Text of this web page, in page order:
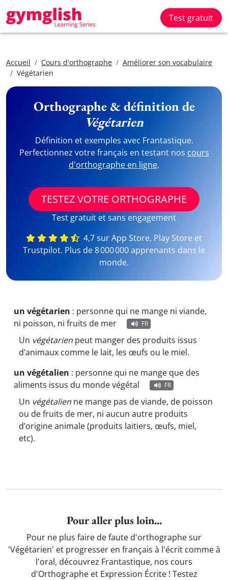
Test gratuit
Accueil Cours d'orthographe
Améliorer son vocabulaire
Végétarien
Orthographe & définition de
Végétarien
Définition et exemples avec Frantastique.
Perfectionnez votre français en testant nos cours
d'orthographe en ligne.
TESTEZ VOTRE ORTHOGRAPHE
Test gratuit et sans engagement
4,7 sur App Store, Play Store et
Trustpilot. Plus de 8 000 000 apprenants dans le
monde.
un végétarien : personne qui ne mange ni viande,
ni poisson, ni fruits de mer
FR
Un végétarien peut manger des produits issus
d’animaux comme le lait, les œufs ou le miel.
un végétalien : personne qui ne mange que des
aliments issus du monde végétal
FR
Un végétalien ne mange pas de viande, de poisson
ou de fruits de mer, ni aucun autre produits
d’origine animale (produits laitiers, œufs, miel,
etc).
Pour aller plus loin...
Pour ne plus faire de faute d'orthographe sur
'Végétarien' et progresser en français à l'écrit comme à
l'oral, découvrez Frantastique, nos cours
d'Orthographe et Expression Écrite ! Testez